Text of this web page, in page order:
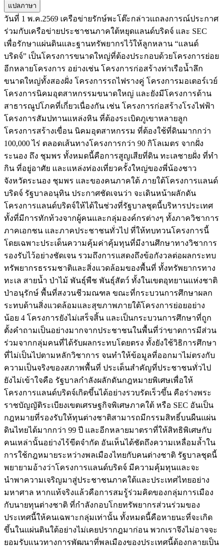
แปลภาษา
วันที่ 1 พ.ค.2569 เครือข่ายรักษ์พะโต๊ะกล่าวแถลงการณ์ประกาศ
ร่วมกับเครือข่ายประชาชนภาคใต้หยุดแลนด์บริดจ์ และ SEC
เพื่อรักษาแผ่นดินและฐานทรัพยากรไว้ให้ลูกหลาน “แลนด์
บริดจ์” เป็นโครงการขนาดใหญ่ที่ต้องประกอบด้วยโครงการย่อย
อีกหลายโครงการ อย่างเช่น โครงการก่อสร้างท่าเรือน้ำลึก
ขนาดใหญ่ทั้งสองฝั่ง โครงการรถไฟรางคู่ โครงการมอเตอร์เวย์
โครงการนิคมอุตสาหกรรมขนาดใหญ่ และยังมีโครงการด้าน
สาธารณูปโภคที่เกี่ยวเนื่องกัน เช่น โครงการก่อสร้างโรงไฟฟ้า
โครงการสัมปทานแหล่งหิน ที่ต้องระเบิดภูเขาหลายลูก
โครงการสร้างเขื่อน นิคมอุตสาหกรรม ที่ต้องใช้ที่ดินมากกว่า
100,000 ไร่ ตลอดเส้นทางโครงการกว่า 90 กิโลเมตร จากฝั่ง
ระนอง ถึง ชุมพร ทั้งหมดนี้คือการสูญเสียที่ดิน ทะเลชายฝั่ง ที่ทำ
กิน ที่อยู่อาศัย และแหล่งท่องเที่ยวครั้งใหญ่ของพี่น้องชาว
จังหวัดระนอง ชุมพร และของคนภาคใต้ ภายใต้โครงการแลนด์
บริดจ์ รัฐบาลอนุทิน ประกาศชัดเจนว่า จะเดินหน้าผลักดัน
โครงการแลนด์บริดจ์ให้ได้ในช่วงที่รัฐบาลชุดนี้บริหารประเทศ
ทั้งที่มีการทักท้วงจากผู้คนและกลุ่มองค์กรต่างๆ ทั้งภาควิชาการ
ภาคเอกชน และภาคประชาชนทั่วไป ที่ให้ทบทวนโครงการนี้
โดยเฉพาะประเด็นความคุ้มค่าคุ้มทุนที่มีงานศึกษาทางวิชาการ
รองรับไว้อย่างชัดเจน รวมถึงการแสดงถึงข้อกังวลต่อผลกระทบ
ทรัพยากรธรรมชาติและสิ่งแวดล้อมของพื้นที่ ทั้งทรัพยากรทาง
ทะเล สายน้ำ ป่าไม้ พันธุ์พืช พันธุ์สัตว์ ทั้งในเขตอุทยานแห่งชาติ
ป่าอนุรักษ์ พื้นที่สงวนชีวมณฑล ขณะที่กระบวนการศึกษาผลก
ระทบด้านสิ่งแวดล้อมและสุขภาพภายใต้โครงการย่อยอย่าง
น้อย 4 โครงการยังไม่เสร็จสิ้น และเป็นกระบวนการศึกษาที่ถูก
ตั้งคำถามเป็นอย่างมากจากประชาชนในพื้นที่ว่าขาดการมีส่วน
ร่วมจากกลุ่มคนที่ได้รับผลกระทบโดยตรง ทั้งยังใช้วิธิการศึกษา
ที่ไม่เป็นไปตามหลักวิชาการ จนทำให้ข้อมูลที่ออกมาไม่ตรงกับ
ความเป็นจริงของสภาพพื้นที่ ประเด็นสำคัญที่ประชาชนทั่วไป
ยังไม่เข้าใจคือ รัฐบาลกำลังผลักดันกฎหมายพิเศษเพื่อให้
โครงการแลนด์บริดจ์เกิดขึ้นได้อย่างรวบรัดเร็วขึ้น คือร่างพระ
ราชบัญญัติระเบียงเขตเศรษฐกิจพิเศษภาคใต้ หรือ SEC อันเป็น
กฎหมายที่รองรับให้ทุนต่างชาติสามารถมีกรรมสิทธิ์บนผืนแผ่น
ดินไทยได้มากกว่า 99 ปี และอีกหลายมาตราที่ให้สิทธิพิเศษกับ
คนเหล่านั้นอย่างไร้ขีดจำกัด อันเห็นได้ชัดถึงความเหลื่อมล้ำใน
การใช้กฎหมายระหว่างพลเมืองไทยกับคนต่างชาติ รัฐบาลชุดนี้
พยายามอ้างว่าโครงการแลนด์บริดจ์ มีความคุ้มทุนและจะ
นำพาความเจริญมาสู่ประชาชนภาคใต้และประเทศไทยอย่าง
มหาศาล หากแท้จริงแล้วคือการสมรู้ร่วมคิดของกลุ่มการเมือง
กับนายทุนต่างชาติ ที่กำลังกอบโกยทรัพยากรส่วนร่วมของ
ประเทศนี้ให้คนเฉพาะกลุ่มเท่านั้น ทั้งหมดนี้คือหายนะที่จะเกิด
ขึ้นในแผ่นดินใต้อย่างไม่เคยปรากฎมาก่อน พวกเราจึงไม่อาจจะ
ยอมรับแนวทางการพัฒนาที่พลเมืองของประเทศนี้ต้องกลายเป็น